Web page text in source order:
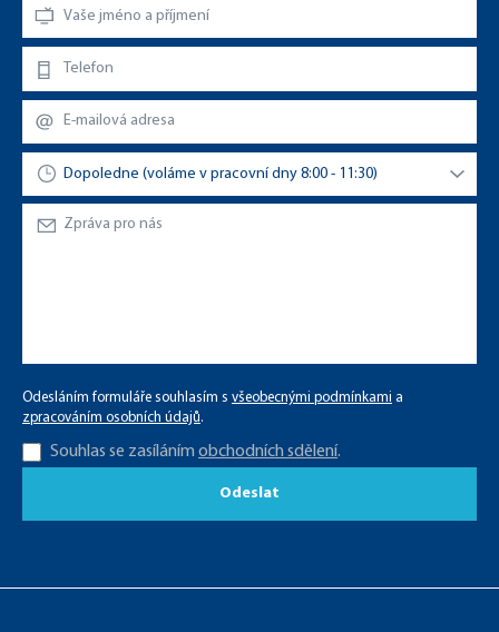
Odesláním formuláře souhlasím s všeobecnými podmínkami a
zpracováním osobních údajů.
Souhlas se zasíláním obchodních sdělení.
Odeslat